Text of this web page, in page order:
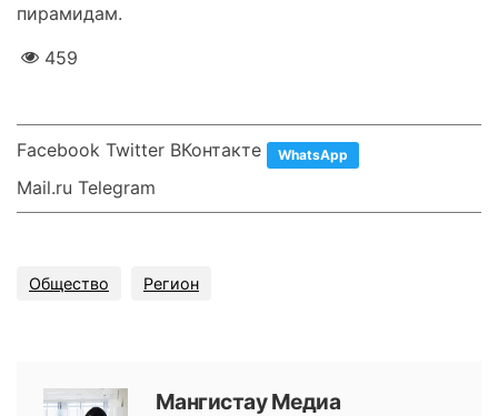
пирамидам.
459
Facebook Twitter ВКонтакте WhatsApp
Mail.ru Telegram
Общество Регион
Мангистау Медиа